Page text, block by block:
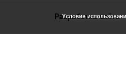
Разработка сайта-
Условия